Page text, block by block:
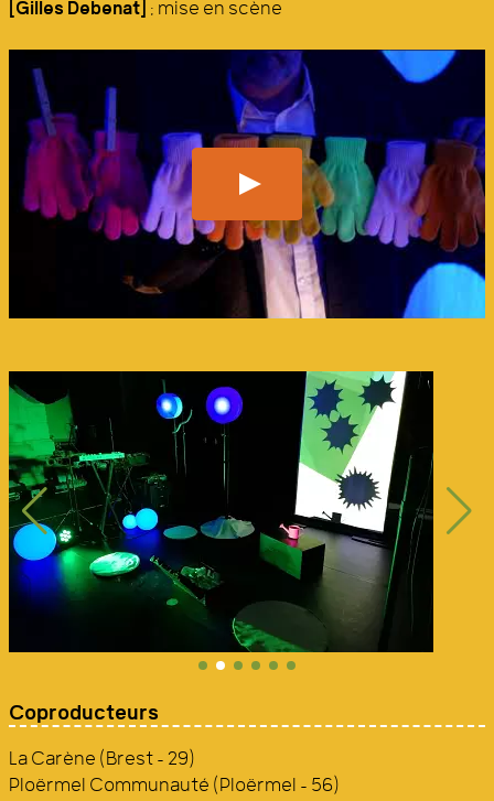
[Gilles Debenat]
: mise en scène
Coproducteurs
La Carène (Brest - 29)
Ploërmel Communauté (Ploërmel - 56)